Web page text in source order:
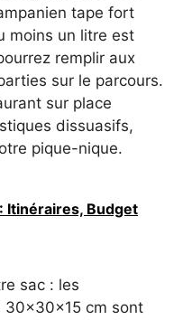
tape fort
moins un litre est
remplir aux
sur le parcours.
sur place
dissuasifs,
pique-nique.
Itinéraires, Budget
sac : les
30x30x15 cm sont